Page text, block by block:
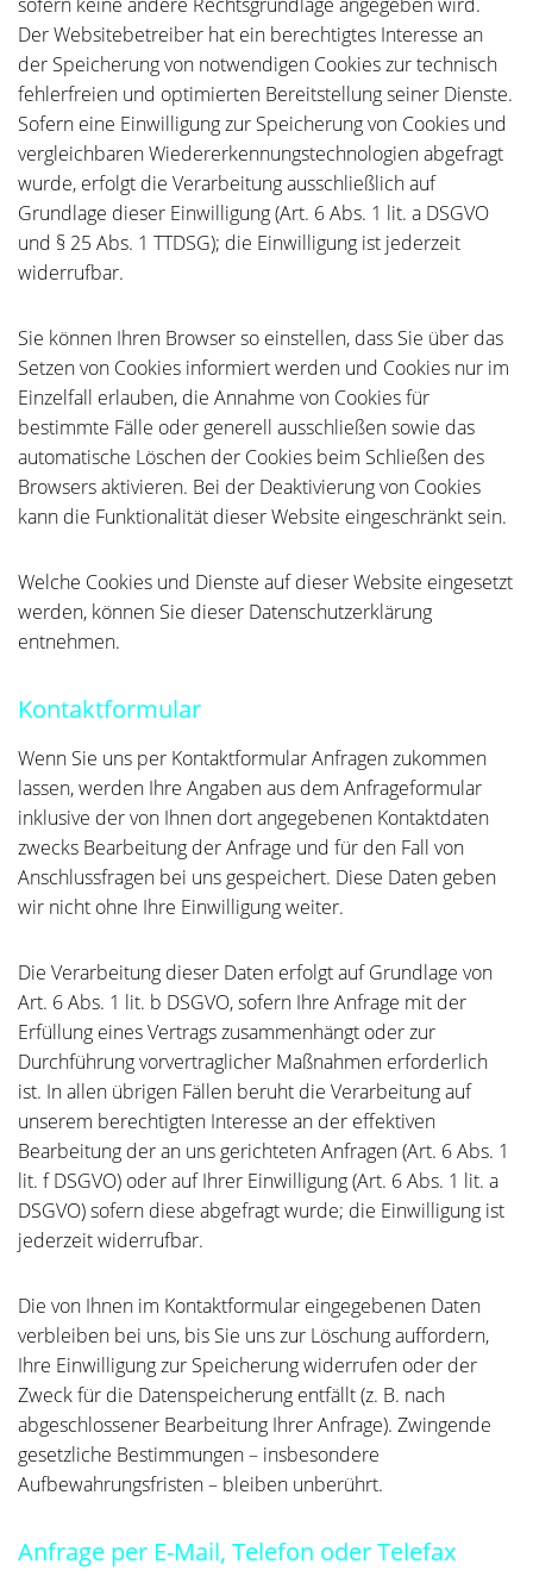
Der Websitebetreiber hat ein berechtigtes Interesse an
der Speicherung von notwendigen Cookies zur technisch
fehlerfreien und optimierten Bereitstellung seiner Dienste.
Sofern eine Einwilligung zur Speicherung von Cookies und
vergleichbaren Wiedererkennungstechnologien abgefragt
wurde, erfolgt die Verarbeitung ausschließlich auf
Grundlage dieser Einwilligung (Art. 6 Abs. 1 lit. a DSGVO
und § 25 Abs. 1 TTDSG); die Einwilligung ist jederzeit
widerrufbar.
Sie können Ihren Browser so einstellen, dass Sie über das
Setzen von Cookies informiert werden und Cookies nur im
Einzelfall erlauben, die Annahme von Cookies für
bestimmte Fälle oder generell ausschließen sowie das
automatische Löschen der Cookies beim Schließen des
Browsers aktivieren. Bei der Deaktivierung von Cookies
kann die Funktionalität dieser Website eingeschränkt sein.
Welche Cookies und Dienste auf dieser Website eingesetzt
werden, können Sie dieser Datenschutzerklärung
entnehmen.
Kontaktformular
Wenn Sie uns per Kontaktformular Anfragen zukommen
lassen, werden Ihre Angaben aus dem Anfrageformular
inklusive der von Ihnen dort angegebenen Kontaktdaten
zwecks Bearbeitung der Anfrage und für den Fall von
Anschlussfragen bei uns gespeichert. Diese Daten geben
wir nicht ohne Ihre Einwilligung weiter.
Die Verarbeitung dieser Daten erfolgt auf Grundlage von
Art. 6 Abs. 1 lit. b DSGVO, sofern Ihre Anfrage mit der
Erfüllung eines Vertrags zusammenhängt oder zur
Durchführung vorvertraglicher Maßnahmen erforderlich
ist. In allen übrigen Fällen beruht die Verarbeitung auf
unserem berechtigten Interesse an der effektiven
Bearbeitung der an uns gerichteten Anfragen (Art. 6 Abs. 1
lit. f DSGVO) oder auf Ihrer Einwilligung (Art. 6 Abs. 1 lit. a
DSGVO) sofern diese abgefragt wurde; die Einwilligung ist
jederzeit widerrufbar.
Die von Ihnen im Kontaktformular eingegebenen Daten
verbleiben bei uns, bis Sie uns zur Löschung auffordern,
Ihre Einwilligung zur Speicherung widerrufen oder der
Zweck für die Datenspeicherung entfällt (z. B. nach
abgeschlossener Bearbeitung Ihrer Anfrage). Zwingende
gesetzliche Bestimmungen – insbesondere
Aufbewahrungsfristen – bleiben unberührt.
Anfrage per E-Mail, Telefon oder Telefax